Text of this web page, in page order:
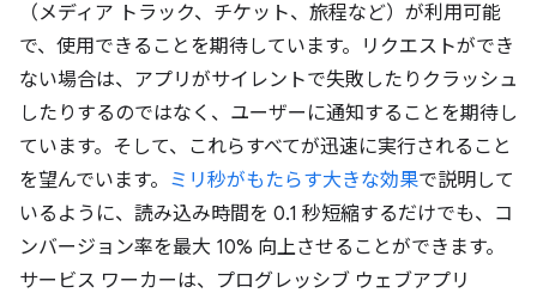
（メディア トラック、チケット、旅程など）が利用可能
で、使用できることを期待しています。リクエストができ
ない場合は、アプリがサイレントで失敗したりクラッシュ
したりするのではなく、ユーザーに通知することを期待し
ています。そして、これらすべてが迅速に実行されること
を望んでいます。 ミリ秒がもたらす大きな効果で説明して
いるように、読み込み時間を 0.1 秒短縮するだけでも、コ
ンバージョン率を最大 10% 向上させることができます。
サービス ワーカーは、プログレッシブ ウェブアプリ